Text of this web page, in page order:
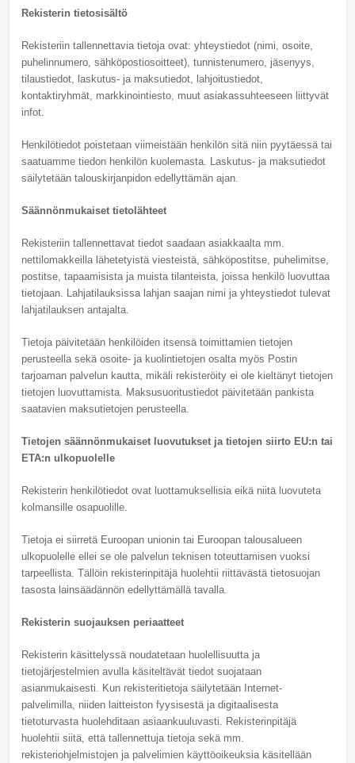
Rekisterin tietosisältö
Rekisteriin tallennettavia tietoja ovat: yhteystiedot (nimi, osoite,
puhelinnumero, sähköpostiosoitteet), tunnistenumero, jäsenyys,
tilaustiedot, laskutus- ja maksutiedot, lahjoitustiedot,
kontaktiryhmät, markkinointiesto, muut asiakassuhteeseen liittyvät
infot.
Henkilötiedot poistetaan viimeistään henkilön sitä niin pyytäessä tai
saatuamme tiedon henkilön kuolemasta. Laskutus- ja maksutiedot
säilytetään talouskirjanpidon edellyttämän ajan.
Säännönmukaiset tietolähteet
Rekisteriin tallennettavat tiedot saadaan asiakkaalta mm.
nettilomakkeilla lähetetyistä viesteistä, sähköpostitse, puhelimitse,
postitse, tapaamisista ja muista tilanteista, joissa henkilö luovuttaa
tietojaan. Lahjatilauksissa lahjan saajan nimi ja yhteystiedot tulevat
lahjatilauksen antajalta.
Tietoja päivitetään henkilöiden itsensä toimittamien tietojen
perusteella sekä osoite- ja kuolintietojen osalta myös Postin
tarjoaman palvelun kautta, mikäli rekisteröity ei ole kieltänyt tietojen
tietojen luovuttamista. Maksusuoritustiedot päivitetään pankista
saatavien maksutietojen perusteella.
Tietojen säännönmukaiset luovutukset ja tietojen siirto EU:n tai
ETA:n ulkopuolelle
Rekisterin henkilötiedot ovat luottamuksellisia eikä niitä luovuteta
kolmansille osapuolille.
Tietoja ei siirretä Euroopan unionin tai Euroopan talousalueen
ulkopuolelle ellei se ole palvelun teknisen toteuttamisen vuoksi
tarpeellista. Tällöin rekisterinpitäjä huolehtii riittävästä tietosuojan
tasosta lainsäädännön edellyttämällä tavalla.
Rekisterin suojauksen periaatteet
Rekisterin käsittelyssä noudatetaan huolellisuutta ja
tietojärjestelmien avulla käsiteltävät tiedot suojataan
asianmukaisesti. Kun rekisteritietoja säilytetään Internet-
palvelimilla, niiden laitteiston fyysisestä ja digitaalisesta
tietoturvasta huolehditaan asiaankuuluvasti. Rekisterinpitäjä
huolehtii siitä, että tallennettuja tietoja sekä mm.
rekisteriohjelmistojen ja palvelimien käyttöoikeuksia käsitellään